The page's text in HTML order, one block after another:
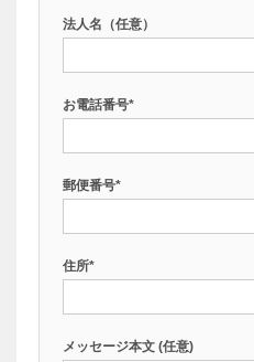
法人名（任意）
お電話番号*
郵便番号*
住所*
メッセージ本文 (任意)